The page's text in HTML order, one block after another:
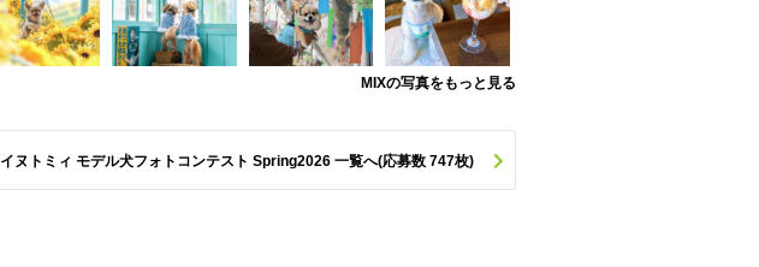
MIXの写真をもっと見る
イヌトミィ モデル犬フォトコンテスト Spring2026 一覧へ(応募数 747枚)